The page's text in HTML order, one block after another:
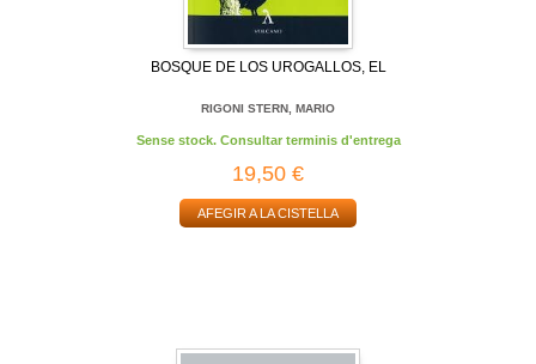
BOSQUE DE LOS UROGALLOS, EL
RIGONI STERN, MARIO
Sense stock. Consultar terminis d'entrega
19,50 €
AFEGIR A LA CISTELLA